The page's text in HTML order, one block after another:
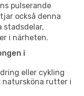
pulserande
också denna
stadsdelar,
i närheten.
i
eller cykling
natursköna rutter i